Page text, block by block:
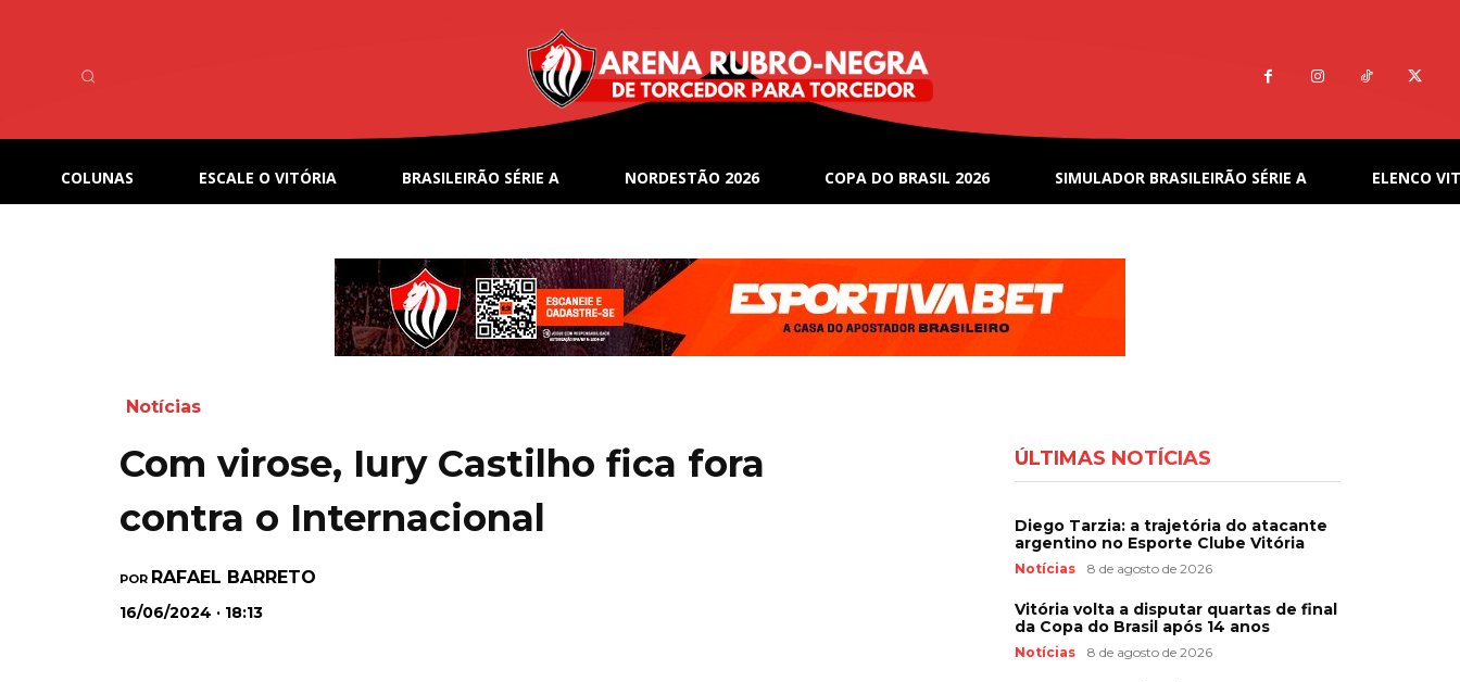
COLUNAS ESCALE O VITÓRIA BRASILEIRÃO SÉRIE A NORDESTÃO 2026 COPA DO BRASIL 2026 SIMULADOR BRASILEIRÃO SÉRIE A ELENCO
Notícias
Com virose, Iury Castilho fica fora
contra o Internacional
POR RAFAEL BARRETO
16/06/2024 · 18:13
ÚLTIMAS NOTÍCIAS
Diego Tarzia: a trajetória do atacante
argentino no Esporte Clube Vitória
Notícias 8 de agosto de 2026
Vitória volta a disputar quartas de final
da Copa do Brasil após 14 anos
Notícias 8 de agosto de 2026